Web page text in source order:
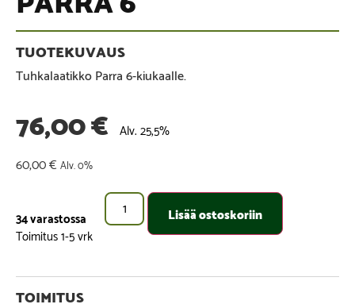
Tuhkalaatikko Parra 6-kiukaalle.
76,00€ Alv. 25,5%
60,00€ Alv. 0%
34 varastossa Lisää ostoskoriin